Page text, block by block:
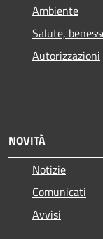
Ambiente
Salute,
Autorizzazioni
NOVITÀ
Notizie
Comunicati
Avvisi